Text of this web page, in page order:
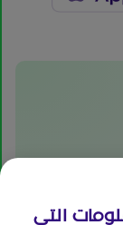
التي